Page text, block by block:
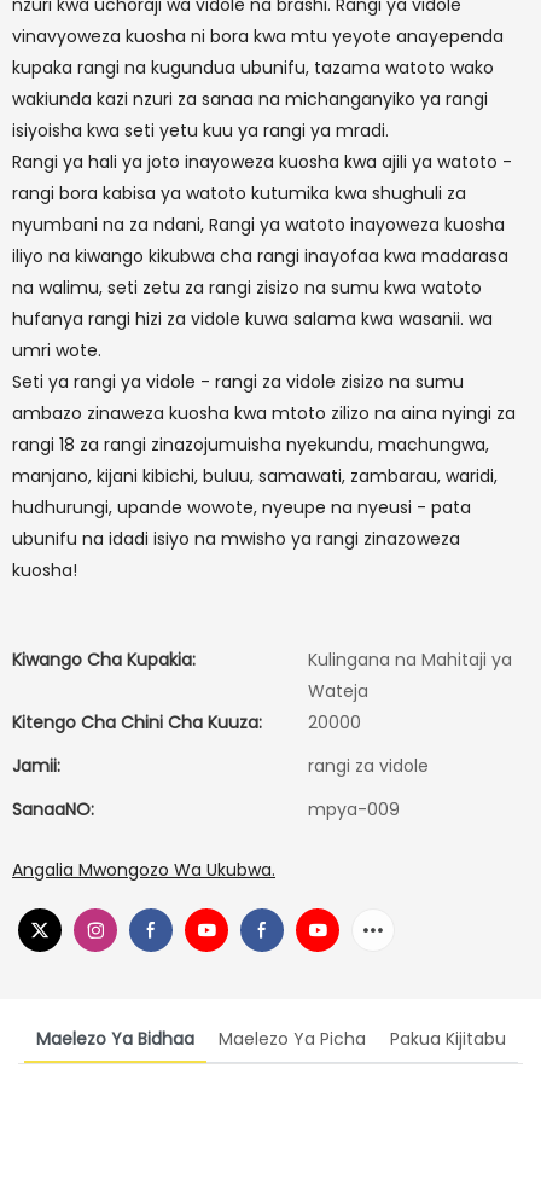
nzuri kwa uchoraji wa vidole na brashi. Rangi ya vidole
vinavyoweza kuosha ni bora kwa mtu yeyote anayependa
kupaka rangi na kugundua ubunifu, tazama watoto wako
wakiunda kazi nzuri za sanaa na michanganyiko ya rangi
isiyoisha kwa seti yetu kuu ya rangi ya mradi.
Rangi ya hali ya joto inayoweza kuosha kwa ajili ya watoto -
rangi bora kabisa ya watoto kutumika kwa shughuli za
nyumbani na za ndani, Rangi ya watoto inayoweza kuosha
iliyo na kiwango kikubwa cha rangi inayofaa kwa madarasa
na walimu, seti zetu za rangi zisizo na sumu kwa watoto
hufanya rangi hizi za vidole kuwa salama kwa wasanii. wa
umri wote.
Seti ya rangi ya vidole - rangi za vidole zisizo na sumu
ambazo zinaweza kuosha kwa mtoto zilizo na aina nyingi za
rangi 18 za rangi zinazojumuisha nyekundu, machungwa,
manjano, kijani kibichi, buluu, samawati, zambarau, waridi,
hudhurungi, upande wowote, nyeupe na nyeusi - pata
ubunifu na idadi isiyo na mwisho ya rangi zinazoweza
kuosha!
Kiwango Cha Kupakia:
Kulingana na Mahitaji ya
Wateja
Kitengo Cha Chini Cha Kuuza:
20000
Jamii:
rangi za vidole
SanaaNO:
mpya-009
Angalia Mwongozo Wa Ukubwa.
Maelezo Ya Bidhaa Maelezo Ya Picha Pakua Kijitabu